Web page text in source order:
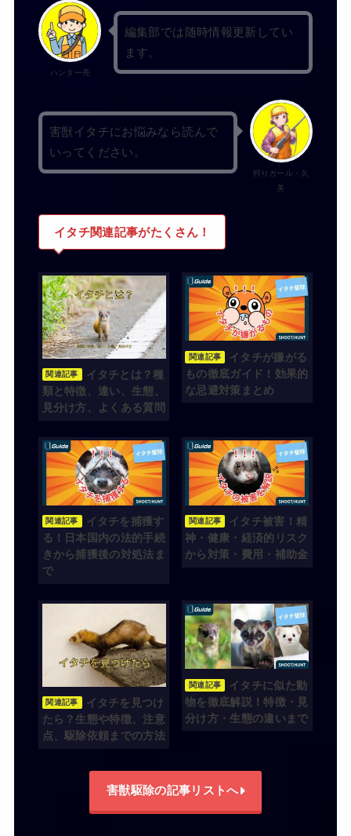
ハンター亮
編集部では随時情報更新してい
ます。
狩りガール・久
美
害獣イタチにお悩みなら読んで
いってください。
イタチ関連記事がたくさん！
関連記事
イタチとは？種
類と特徴、違い、生態、
見分け方、よくある質問
関連記事
イタチが嫌がる
もの徹底ガイド！効果的
な忌避対策まとめ
関連記事
イタチを捕獲す
る！日本国内の法的手続
きから捕獲後の対処法ま
で
関連記事
イタチ被害！精
神・健康・経済的リスク
から対策・費用・補助金
関連記事
イタチを見つけ
たら？生態や特徴、注意
点、駆除依頼までの方法
関連記事
イタチに似た動
物を徹底解説！特徴・見
分け方・生態の違いまで
害獣駆除の記事リストへ